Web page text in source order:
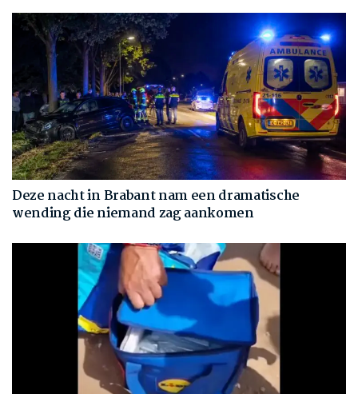
Deze nacht in Brabant nam een dramatische
wending die niemand zag aankomen